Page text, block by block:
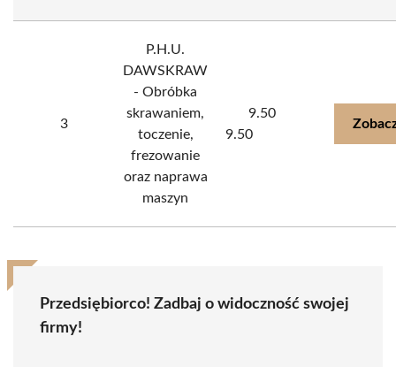
3
P.H.U.
DAWSKRAW
- Obróbka
skrawaniem,
toczenie,
frezowanie
oraz naprawa
maszyn
9.50
9.50
Przedsiębiorco! Zadbaj o widoczność swojej
firmy!